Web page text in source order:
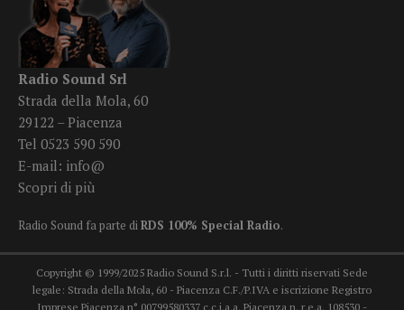
Radio Sound Srl
Strada della Mola, 60
29122 – Piacenza
Tel 0523 590 590
E-mail: info@
Scopri di più
Radio Sound fa parte diRDS 100% Special Radio.
Copyright © 1999/2025 Radio Sound S.r.l. - Tutti i diritti riservati Sede
legale: Strada della Mola, 60 - Piacenza C.F./P.IVA e iscrizione Registro
Imprese Piacenza n° 00799580337 c.c.i.a.a. Piacenza n. r.e.a. 108530 -